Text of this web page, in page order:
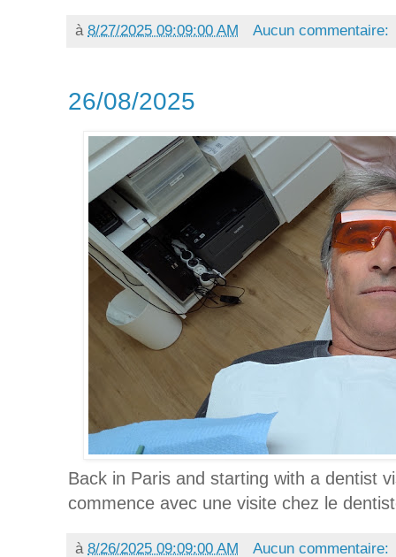
à 8/27/2025 09:09:00 AM Aucun commentaire:
26/08/2025
Back in Paris and starting with a dentist
commence avec une visite chez le
à 8/26/2025 09:09:00 AM Aucun commentaire: